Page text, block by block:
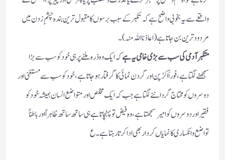
واقعے سے یہ بخوبی واضح ہے کہ تکبر کے سبب برسوں کا مقبول ترین بندہ چشمِ زدن میں
مردود ترین بن جاتا ہے (اعاذنا اللہ منہ) ۔
متکبر آدمی کی سب سے بڑی خامی یہ ہےکہ ایک وہ ذرہ ملنے پر ہی خود کو سب سے بڑا
سمجھنے لگتا ہے، فوراََ اکڑپن اورگردن نمائی کا گرفتار ہوجاتا ہے، خود کو سب سے مستغنی اور
دوسروں کو محتاج گرداننے لگتا ہے جب کہ ایک مخلص اور متواضع انسان ہمیشہ خود کو
فقیر اور دوسروں کو امیرسمجھتا ہے، وہ فیض تو پہنچاتا ہے ہی ساتھ ساتھ ظاہراً اور باطناً
تواضع وانکساری کا نمایاں کردار بھی ادا کرتا رہتا ہے ۔ ع